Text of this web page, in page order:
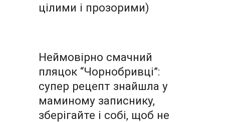
цілими і прозорими)
Неймовірно смачний
пляцок “Чорнобривці”:
супер рецепт знайшла у
маминому записнику,
зберігайте і собі, щоб не